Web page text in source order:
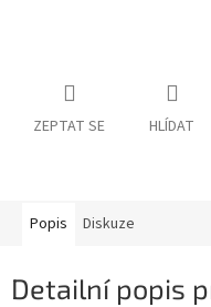
ZEPTAT SE HLÍDAT
Popis Diskuze
Detailní popis